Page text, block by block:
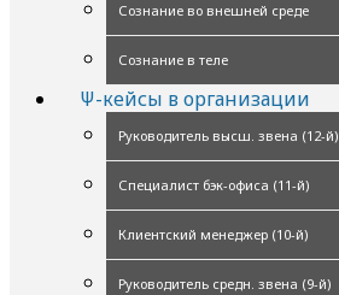
Сознание во внешней среде
Сознание в теле
Ψ-кейсы в организации
Руководитель высш. звена (12-й)
Специалист бэк-офиса (11-й)
Клиентский менеджер (10-й)
Руководитель средн. звена (9-й)